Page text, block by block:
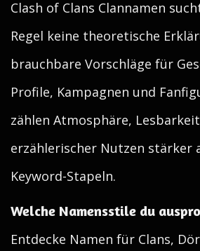
Clash of Clans Clannamen
Regel keine theoretische
brauchbare Vorschläge für
Profile, Kampagnen und
zählen Atmosphäre,
erzählerischer Nutzen stärker
Keyword-Stapeln.
Welche Namensstile du
Entdecke Namen für Clans,